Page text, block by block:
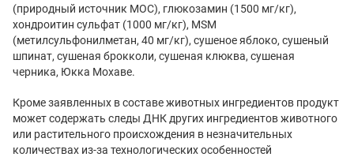
(природный источник МОС), глюкозамин (1500 мг/кг),
хондроитин сульфат (1000 мг/кг), MSM
(метилсульфонилметан, 40 мг/кг), сушеное яблоко, сушеный
шпинат, сушеная брокколи, сушеная клюква, сушеная
черника, Юкка Мохаве.
Кроме заявленных в составе животных ингредиентов продукт
может содержать следы ДНК других ингредиентов животного
или растительного происхождения в незначительных
количествах из-за технологических особенностей